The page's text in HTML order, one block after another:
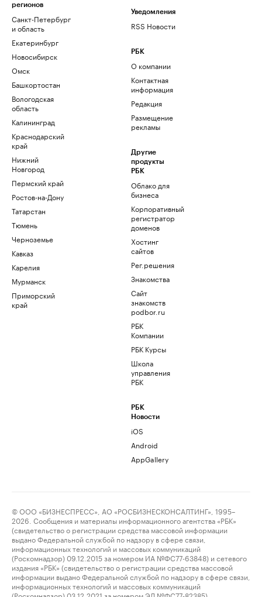
регионов
Санкт-Петербург
и область
Екатеринбург
Новосибирск
Омск
Башкортостан
Вологодская
область
Калининград
Краснодарский
край
Нижний
Новгород
Пермский край
Ростов-на-Дону
Татарстан
Тюмень
Черноземье
Кавказ
Карелия
Мурманск
Приморский
край
Уведомления
RSS Новости
РБК
О компании
Контактная
информация
Редакция
Размещение
рекламы
Другие
продукты
РБК
Облако для
бизнеса
Корпоративный
регистратор
доменов
Хостинг
сайтов
Рег.решения
Знакомства
Сайт
знакомств
podbor.ru
РБК
Компании
РБК Курсы
Школа
управления
РБК
РБК
Новости
iOS
Android
AppGallery
© ООО «БИЗНЕСПРЕСС», АО «РОСБИЗНЕСКОНСАЛТИНГ», 1995–
2026. Сообщения и материалы информационного агентства «РБК»
(свидетельство о регистрации средства массовой информации
выдано Федеральной службой по надзору в сфере связи,
информационных технологий и массовых коммуникаций
(Роскомнадзор) 09.12.2015 за номером ИА №ФС77-63848) и сетевого
издания «РБК» (свидетельство о регистрации средства массовой
информации выдано Федеральной службой по надзору в сфере связи,
информационных технологий и массовых коммуникаций